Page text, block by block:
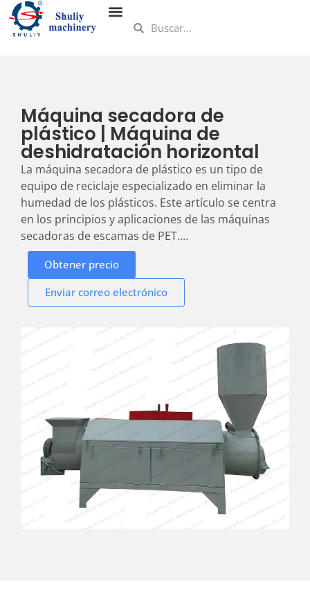
Máquina secadora de
plástico | Máquina de
deshidratación horizontal
La máquina secadora de plástico es un tipo de
equipo de reciclaje especializado en eliminar la
humedad de los plásticos. Este artículo se centra
en los principios y aplicaciones de las máquinas
secadoras de escamas de PET....
Obtener precio
Enviar correo electrónico